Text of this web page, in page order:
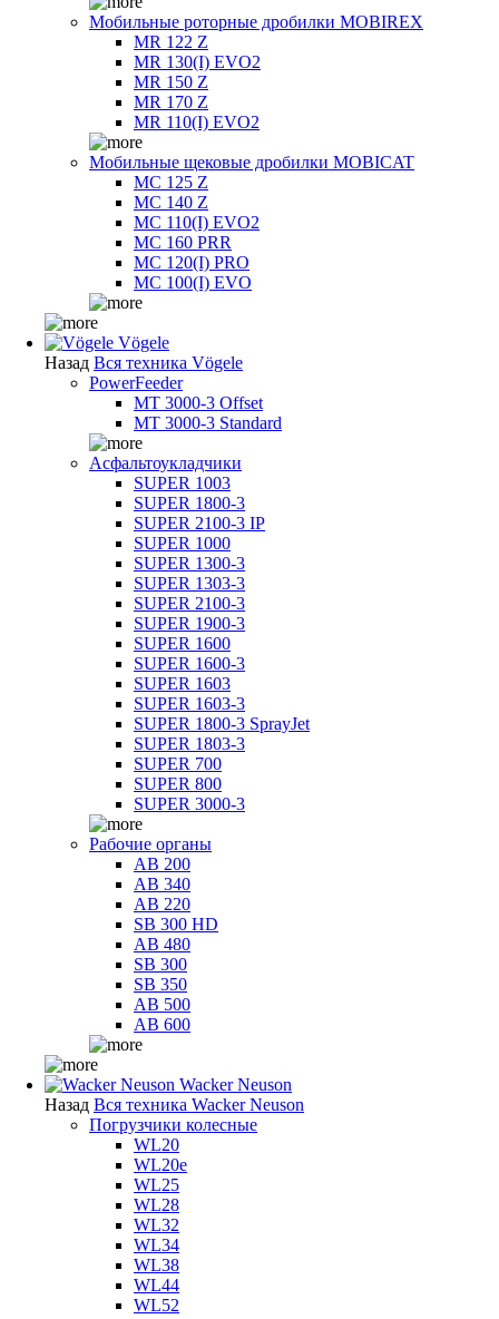
Мобильные роторные дробилки MOBIREX
MR 122 Z
MR 130(I) EVO2
MR 150 Z
MR 170 Z
MR 110(I) EVO2
Мобильные щековые дробилки MOBICAT
MC 125 Z
MC 140 Z
MC 110(I) EVO2
MC 160 PRR
MC 120(I) PRO
MC 100(I) EVO
Vögele
Назад Вся техника Vögele
PowerFeeder
MT 3000-3 Offset
MT 3000-3 Standard
Асфальтоукладчики
SUPER 1003
SUPER 1800-3
SUPER 2100-3 IP
SUPER 1000
SUPER 1300-3
SUPER 1303-3
SUPER 2100-3
SUPER 1900-3
SUPER 1600
SUPER 1600-3
SUPER 1603
SUPER 1603-3
SUPER 1800-3 SprayJet
SUPER 1803-3
SUPER 700
SUPER 800
SUPER 3000-3
Рабочие органы
AB 200
AB 340
AB 220
SB 300 HD
AB 480
SB 300
SB 350
AB 500
AB 600
Wacker Neuson
Назад Вся техника Wacker Neuson
Погрузчики колесные
WL20
WL20e
WL25
WL28
WL32
WL34
WL38
WL44
WL52